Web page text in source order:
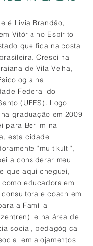
é Livia Brandão,
Vitória no Espírito
que fica na costa
Cresci na
de Vila Velha,
na
Federal do
(UFES). Logo
graduação em 2009
para Berlim na
esta cidade
"multikulti",
a considerar meu
que aqui cheguei,
educadora em
e coach em
a Família
e na área de
social, pedagógica
em alojamentos